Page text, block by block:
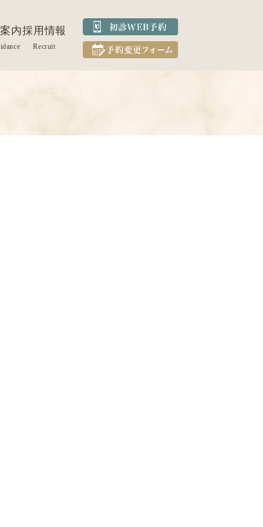
内採用情報